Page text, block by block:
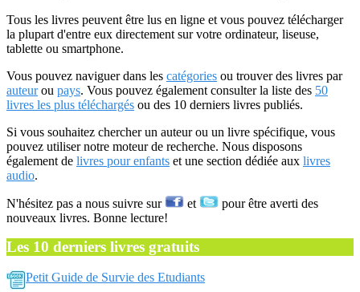
Tous les livres peuvent être lus en ligne et vous pouvez télécharger
la plupart d'entre eux directement sur votre ordinateur, liseuse,
tablette ou smartphone.
Vous pouvez naviguer dans les catégories ou trouver des livres par
auteurou pays. Vous pouvez également consulter la liste des 50
livres les plus téléchargés ou des 10 derniers livres publiés.
Si vous souhaitez chercher un auteur ou un livre spécifique, vous
pouvez utiliser notre moteur de recherche. Nous disposons
également de livres pour enfants et une section dédiée aux livres
audio.
N'hésitez pas a nous suivre sur et
pour être averti des
nouveaux livres. Bonne lecture!
Les 10 derniers livres gratuits
Petit Guide de Survie des Etudiants